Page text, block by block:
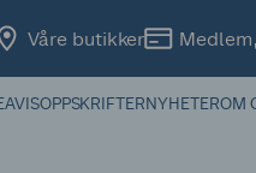
Våre butikker Medlem
OPPSKRIFTERNYHETEROM